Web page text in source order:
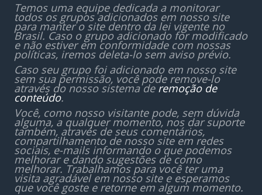
Temos uma equipe dedicada a monitorar
todos os grupos adicionados em nosso site
para manter o site dentro da lei vigente no
Brasil. Caso o grupo adicionado for modificado
e não estiver em conformidade com nossas
políticas, iremos deleta-lo sem aviso prévio.
Caso seu grupo foi adicionado em nosso site
sem sua permissão, você pode remove-lo
através do nosso sistema de remoção de
conteúdo.
Você, como nosso visitante pode, sem dúvida
alguma, a qualquer momento, nos dar suporte
também, através de seus comentários,
compartilhamento de nosso site em redes
sociais, e-mails informando o que podemos
melhorar e dando sugestões de como
melhorar. Trabalhamos para você ter uma
visita agradável em nosso site e esperamos
que você goste e retorne em algum momento.